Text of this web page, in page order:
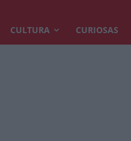
CULTURA CURIOSAS